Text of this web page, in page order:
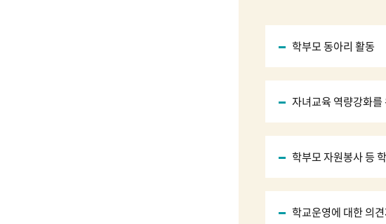
학부모 동아리 활동
자녀교육 역량강화
학부모 자원봉사 등
학교운영에 대한 의